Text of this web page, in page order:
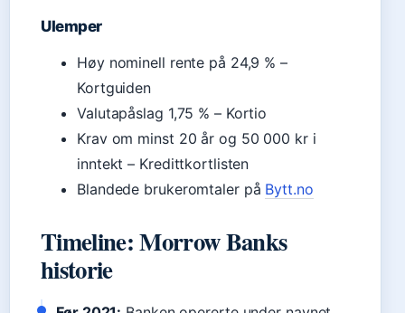
Ulemper
Høy nominell rente på 24,9 % –
Kortguiden
Valutapåslag 1,75 % – Kortio
Krav om minst 20 år og 50 000 kr i
inntekt – Kredittkortlisten
Blandede brukeromtaler på Bytt.no
Timeline: Morrow Banks
historie